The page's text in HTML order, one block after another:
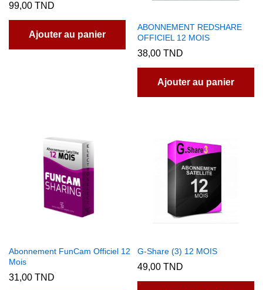
99,00 TND
Ajouter au panier
ABONNEMENT REDSHARE
OFFICIEL 12 MOIS
38,00 TND
Ajouter au panier
Abonnement FunCam Officiel 12
Mois
31,00 TND
G-Share (3) 12 MOIS
49,00 TND